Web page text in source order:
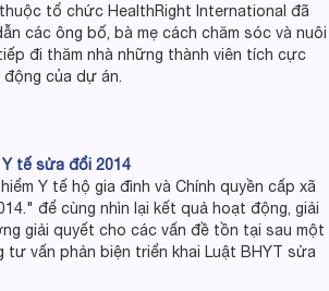
tổ chức HealthRight International đã
các ông bố, bà mẹ cách chăm sóc và nuôi
đi thăm nhà những thành viên tích cực
của dự án.
tế sửa đổi 2014
Y tế hộ gia đình và Chính quyền cấp xã
để cùng nhìn lại kết quả hoạt động, giải
giải quyết cho các vấn đề tồn tại sau một
vấn phản biện triển khai Luật BHYT sửa